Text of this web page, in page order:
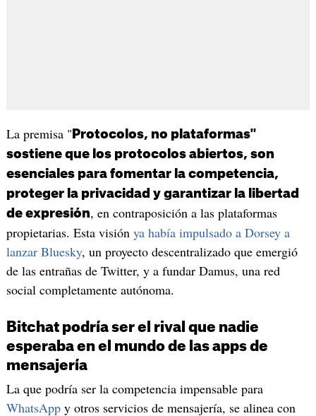
La premisa " Protocolos, no plataformas"
sostiene que los protocolos abiertos, son
esenciales para fomentar la competencia,
proteger la privacidad y garantizar la libertad
de expresión, en contraposición a las plataformas
propietarias. Esta visión ya había impulsado a Dorsey a
lanzar Bluesky, un proyecto descentralizado que emergió
de las entrañas de Twitter, y a fundar Damus, una red
social completamente autónoma.
Bitchat podría ser el rival que nadie
esperaba en el mundo de las apps de
mensajería
La que podría ser la competencia impensable para
WhatsAppy otros servicios de mensajería, se alinea con